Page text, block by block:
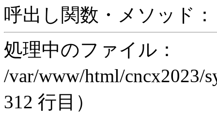
呼出し関数・メソッド：
処理中のファイル：
/var/www/html/cncx2023/
312 行目）